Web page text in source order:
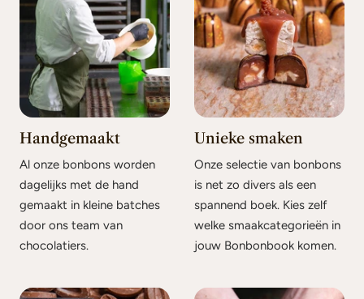
Handgemaakt
Al onze bonbons worden
dagelijks met de hand
gemaakt in kleine batches
door ons team van
chocolatiers.
Unieke smaken
Onze selectie van bonbons
is net zo divers als een
spannend boek. Kies zelf
welke smaakcategorieën in
jouw Bonbonbook komen.